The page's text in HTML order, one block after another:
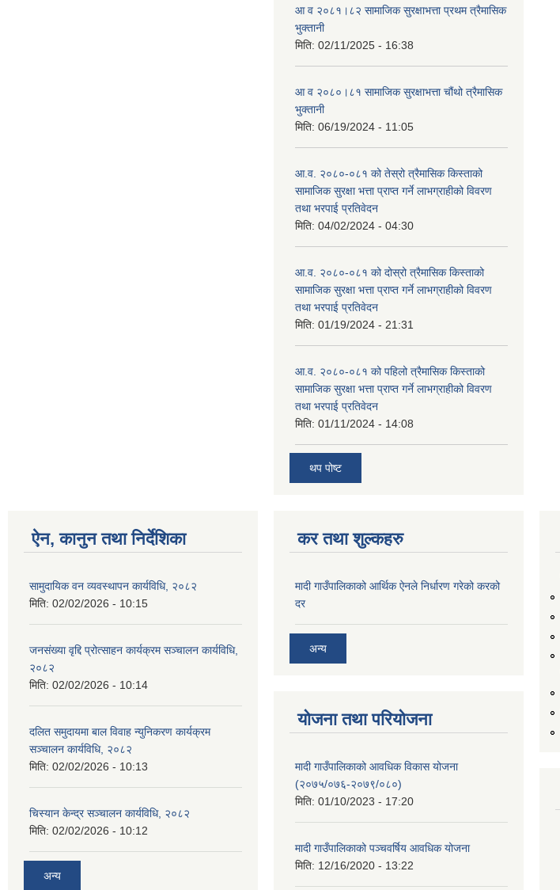
आ व २०८१।८२ सामाजिक सुरक्षाभत्ता प्रथम त्रैमासिक
भुक्तानी
मिति: 02/11/2025 - 16:38
आ व २०८०।८१ सामाजिक सुरक्षाभत्ता चौंथो त्रैमासिक
भुक्तानी
मिति: 06/19/2024 - 11:05
आ.व. २०८०-०८१ को तेस्रो त्रैमासिक किस्ताको
सामाजिक सुरक्षा भत्ता प्राप्त गर्ने लाभग्राहीको विवरण
तथा भरपाई प्रतिवेदन
मिति: 04/02/2024 - 04:30
आ.व. २०८०-०८१ को दोस्रो त्रैमासिक किस्ताको
सामाजिक सुरक्षा भत्ता प्राप्त गर्ने लाभग्राहीको विवरण
तथा भरपाई प्रतिवेदन
मिति: 01/19/2024 - 21:31
आ.व. २०८०-०८१ को पहिलो त्रैमासिक किस्ताको
सामाजिक सुरक्षा भत्ता प्राप्त गर्ने लाभग्राहीको विवरण
तथा भरपाई प्रतिवेदन
मिति: 01/11/2024 - 14:08
थप पोष्ट
ऐन, कानुन तथा निर्देशिका
सामुदायिक वन व्यवस्थापन कार्यविधि, २०८२
मिति: 02/02/2026 - 10:15
जनसंख्या वृद्दि प्रोत्साहन कार्यक्रम सञ्‍चालन कार्यविधि,
२०८२
मिति: 02/02/2026 - 10:14
दलित समुदायमा बाल विवाह न्युनिकरण कार्यक्रम
सञ्‍चालन कार्यविधि, २०८२
मिति: 02/02/2026 - 10:13
चिस्यान केन्द्र सञ्‍चालन कार्यविधि, २०८२
मिति: 02/02/2026 - 10:12
अन्य
कर तथा शुल्कहरु
मादी गाउँपालिकाको आर्थिक ऐनले निर्धारण गरेको करको
दर
अन्य
योजना तथा परियोजना
मादी गाउँपालिकाको आवधिक विकास योजना
(२०७५/०७६-२०७९/०८०)
मिति: 01/10/2023 - 17:20
मादी गाउँपालिकाको पञ्चवर्षिय आवधिक योजना
मिति: 12/16/2020 - 13:22